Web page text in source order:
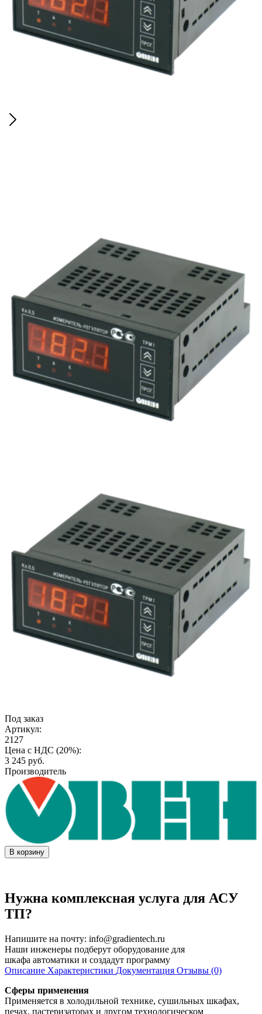
Под заказ
Артикул:
2127
Цена с НДС (20%):
3 245 руб.
Производитель
В корзину
Нужна комплексная услуга для АСУ
ТП?
Напишите на почту: info@gradientech.ru
Наши инженеры подберут оборудование для
шкафа автоматики и создадут программу
Описание Характеристики Документация Отзывы (0)
Сферы применения
Применяется в холодильной технике, сушильных шкафах,
печах, пастеризаторах и другом технологическом